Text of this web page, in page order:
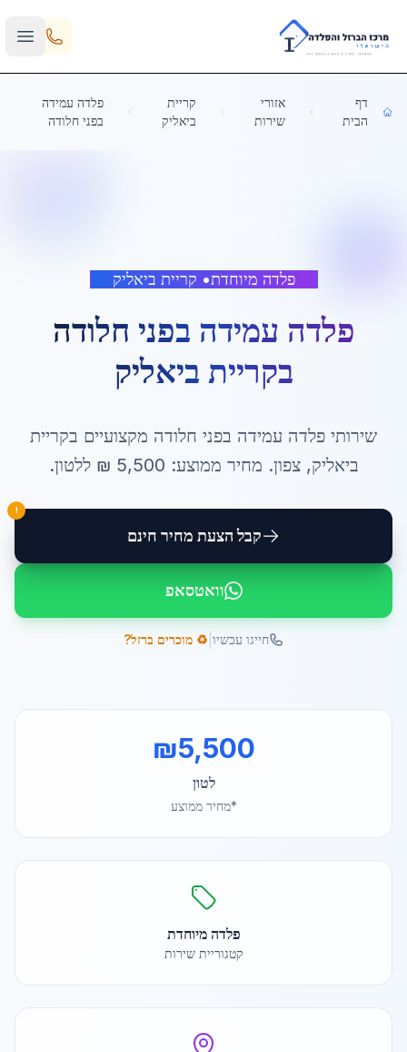
Skip to main content
דף
הבית
אזורי
שירות
קריית
ביאליק
פלדה עמידה
בפני חלודה
פלדה מיוחדת• קריית ביאליק
פלדה עמידה בפני חלודה
בקריית ביאליק
שירותי פלדה עמידה בפני חלודה מקצועיים בקריית
ביאליק,צפון. מחיר ממוצע: 5,500 ₪ ללטון.
קבל הצעת מחיר חינם
!
וואטסאפ
חייגו עכשיו ♻️ מוכרים ברזל?
₪5,500
לטון
*מחיר ממוצע
פלדה מיוחדת
קטגוריית שירות